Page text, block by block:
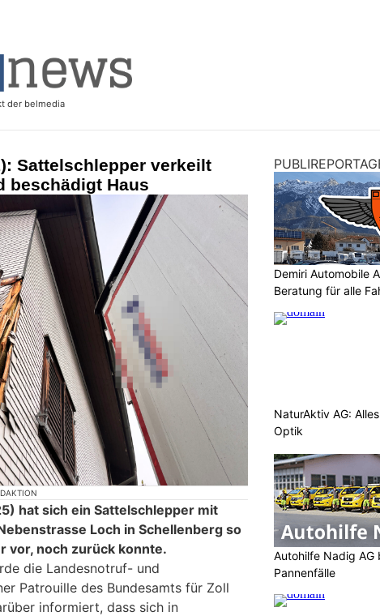
Sattelschlepper verkeilt
beschädigt Haus
hat sich ein Sattelschlepper mit
Loch in Schellenberg so
vor, noch zurück konnte.
die Landesnotruf- und
Patrouille des Bundesamts für Zoll
informiert, dass sich in
Demiri Automobile
Beratung für alle
NaturAktiv AG:
Optik
Autohilfe Nadig AG
Pannenfälle